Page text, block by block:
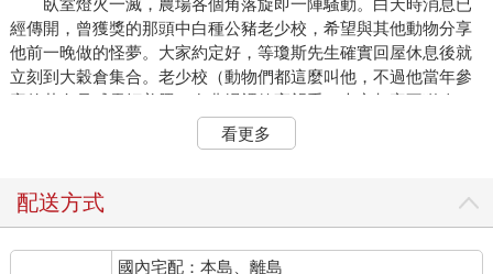
臥室燈火一滅，農場各個角落旋即一陣騷動。白天時消息已
經傳開，曾獲獎的那頭中白種公豬老少校，希望與其他動物分享
他前一晚做的怪夢。大家約定好，等瓊斯先生確實回屋休息後就
立刻到大穀倉集合。老少校（動物們都這麼叫他，不過他當年參
賽的花名是威靈頓美豚）在農場裡德高望重，大家都毫不猶豫，
願意犧牲一小時的睡眠來聽聽他要說些什麼。
穀倉一頭有座架高的平臺，老少校窩在上頭的麥稈床裡，頂
不失威嚴，兩隻獠牙雖未曾修剪，亦無損他睿智、仁慈的外貌。
的是三隻狗，藍鈴、傑西和鉗子，接下來是豬群，他們立刻在平
臺前的麥稈堆坐定。母雞們棲息在窗臺，鴿子們拍拍翅膀飛到屋
看更多
配送方式
國內宅配：本島、離島